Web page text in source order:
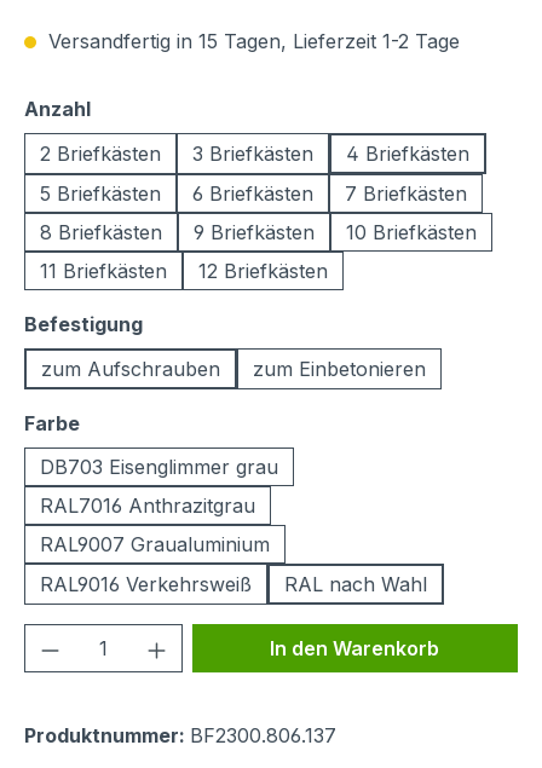
Versandfertig in 15 Tagen, Lieferzeit 1-2 Tage
Anzahlauswählen
2 Briefkästen
3 Briefkästen
4 Briefkästen
5 Briefkästen
6 Briefkästen
7 Briefkästen
8 Briefkästen
9 Briefkästen
10 Briefkästen
11 Briefkästen
12 Briefkästen
Befestigungauswählen
zum Aufschrauben
zum Einbetonieren
Farbeauswählen
DB703 Eisenglimmer grau
RAL7016 Anthrazitgrau
RAL9007 Graualuminium
RAL9016 Verkehrsweiß
RAL nach Wahl
Produkt Anzahl: Gib denIn den Warenkorb
Produktnummer: BF2300.806.137